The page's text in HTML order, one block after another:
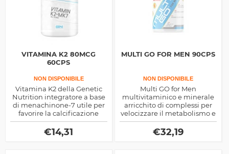
VITAMINA K2 80MCG
60CPS
NON DISPONIBILE
Vitamina K2 della Genetic
Nutrition integratore a base
di menachinone-7 utile per
favorire la calcificazione
ossea e mantenere in salute
le nostre articolazioni.
€14,31
MULTI GO FOR MEN 90CPS
NON DISPONIBILE
Multi GO for Men
multivitaminico e minerale
arricchito di complessi per
velocizzare il metabolismo e
migliorare la performance,
ricco di estratti vegetali
€32,19